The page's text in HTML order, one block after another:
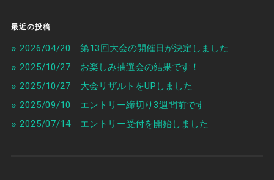
最近の投稿
2026/04/20 第13回大会の開催日が決定しました
2025/10/27 お楽しみ抽選会の結果です！
2025/10/27 大会リザルトをUPしました
2025/09/10 エントリー締切り3週間前です
2025/07/14 エントリー受付を開始しました